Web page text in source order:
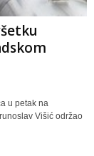
u petak na
Višić održao